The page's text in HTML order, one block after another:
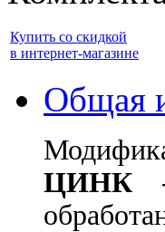
Купить со скидкой
в интернет-магазине
Общая
ЦИНК